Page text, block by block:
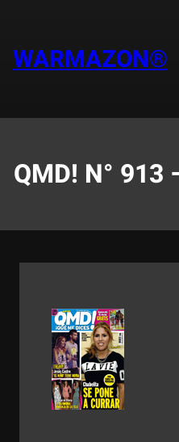
contenido
WARMAZON®
QMD! N°